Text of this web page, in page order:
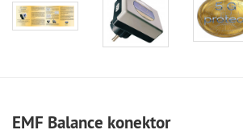
EMF Balance konektor